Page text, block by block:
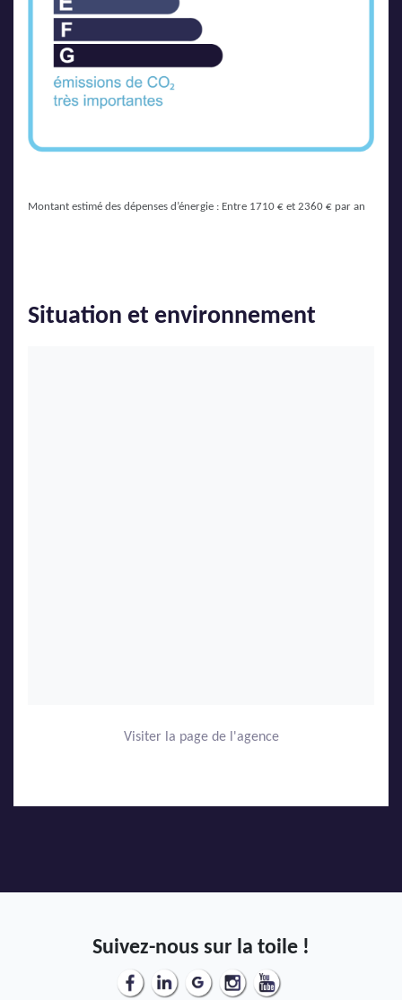
Montant estimé des dépenses d’énergie : Entre 1710 € et 2360 € par an
Situation et environnement
Visiter la page de l'agence
Suivez-nous sur la toile !